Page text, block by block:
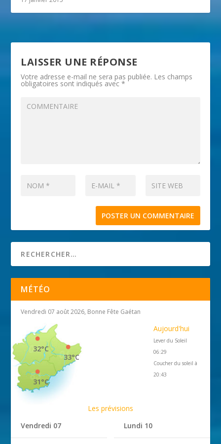
LAISSER UNE RÉPONSE
Votre adresse e-mail ne sera pas publiée. Les champs
obligatoires sont indiqués avec*
MÉTÉO
Vendredi 07 août 2026, Bonne Fête Gaétan
33°C
32°C
31°C
Aujourd'hui
Lever du Soleil
06:29
Coucher du soleil à
20:43
Les prévisions
Vendredi 07
Lundi 10